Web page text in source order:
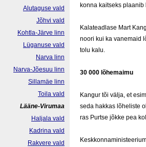
kon­na kait­seks
Ka­la­tead­la­se Mart
noo­ri kui ka va­ne­maid
to­lu ka­lu.
30 000 lõhemaimu
Kan­gur tõi väl­ja, et
se­da hak­kas lõhe­lis­te
ras Purt­se jõkke pea
Alutaguse vald
Jõhvi vald
Kohtla-Järve linn
Lüganuse vald
Narva linn
Narva-Jõesuu linn
Sillamäe linn
Toila vald
Lääne-Virumaa
Haljala vald
Kadrina vald
Rakvere vald